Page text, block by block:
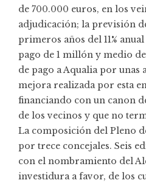
de 700.000 euros, en los
adjudicación; la previsión
primeros años del 11%
pago de 1 millón y medio
de pago a Aqualia por unas
mejora realizada por esta
financiando con un canon
de los vecinos y que no
La composición del Pleno
por trece concejales. Seis
con el nombramiento del
investidura a favor, de los